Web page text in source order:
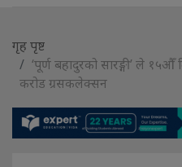
गृह पृष्ट
‘पूर्ण बहादुरको सारङ्गी’ ले
करोड ग्रसकलेक्सन